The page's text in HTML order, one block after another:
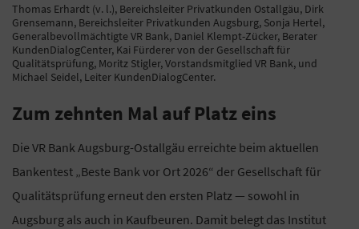
Thomas Erhardt (v. l.), Bereichsleiter Privatkunden Ostallgäu, Dirk
Grensemann, Bereichsleiter Privatkunden Augsburg, Sonja Hertel,
Generalbevollmächtigte VR Bank, Daniel Klempt-Zücker, Berater
KundenDialogCenter, Kai Fürderer von der Gesellschaft für
Qualitätsprüfung, Moritz Stigler, Vorstandsmitglied VR Bank, und
Michael Seidel, Leiter KundenDialogCenter.
Zum zehnten Mal auf Platz eins
Die VR Bank Augsburg-Ostallgäu erreichte beim aktuellen
Bankentest „Beste Bank vor Ort 2026“ der Gesellschaft für
Qualitätsprüfung erneut den ersten Platz — sowohl in
Augsburg als auch in Kaufbeuren. Damit belegt das Institut